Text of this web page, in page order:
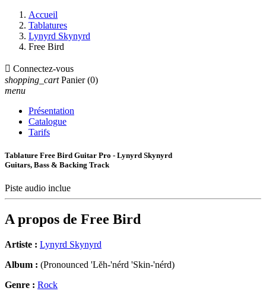
Accueil
Tablatures
Lynyrd Skynyrd
Free Bird
 Connectez-vous
shopping_cart Panier (0)
menu
Présentation
Catalogue
Tarifs
Tablature Free Bird Guitar Pro - Lynyrd Skynyrd
Guitars, Bass & Backing Track
Piste audio inclue
A propos de Free Bird
Artiste : Lynyrd Skynyrd
Album : (Pronounced 'Lĕh-'nérd 'Skin-'nérd)
Genre : Rock